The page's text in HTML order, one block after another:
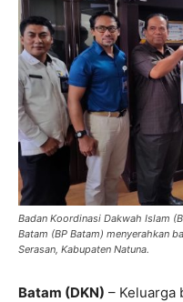
Badan Koordinasi Dakwah Islam
Batam (BP Batam) menyerahkan
Serasan, Kabupaten Natuna.
Batam (DKN) – Keluarga